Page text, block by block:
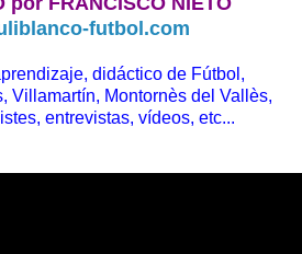
futbol.com
didáctico de Fútbol,
Villamartín, Montornès del Vallès,
entrevistas, vídeos, etc...